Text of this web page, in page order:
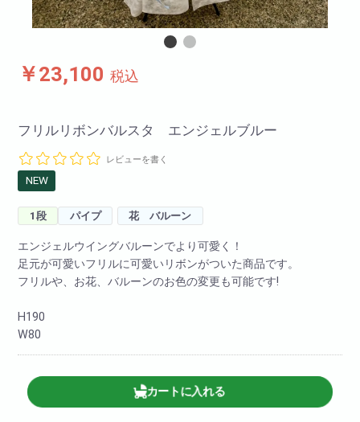
￥23,100 税込
フリルリボンバルスタ エンジェルブルー
レビューを書く
NEW
1段 パイプ 花 バルーン
エンジェルウイングバルーンでより可愛く！
足元が可愛いフリルに可愛いリボンがついた商品です。
フリルや、お花、バルーンのお色の変更も可能です!
H190
W80
カートに入れる